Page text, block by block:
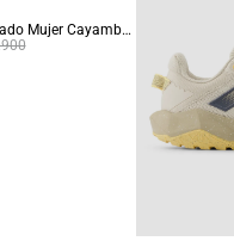
Buzo Térmico Cerrado Mujer Cayambe Blanco